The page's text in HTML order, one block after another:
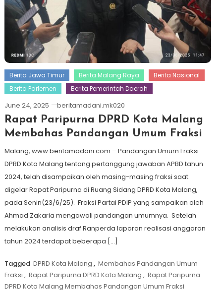
Berita Jawa Timur Berita Malang Raya
Berita Nasional
Berita Parlemen
Berita Pemerintah Daerah
June 24, 2025 beritamadani.mk020
Rapat Paripurna DPRD Kota Malang
Membahas Pandangan Umum Fraksi
Malang, www.beritamadani.com – Pandangan Umum Fraksi
DPRD Kota Malang tentang pertanggung jawaban APBD tahun
2024, telah disampaikan oleh masing-masing fraksi saat
digelar Rapat Paripurna di Ruang Sidang DPRD Kota Malang,
pada Senin(23/6/25). Fraksi Partai PDIP yang sampaikan oleh
Ahmad Zakaria mengawali pandangan umumnya. Setelah
melakukan analisis draf Ranperda laporan realisasi anggaran
tahun 2024 terdapat beberapa […]
Tagged DPRD Kota Malang , Membahas Pandangan Umum
Fraksi , Rapat Paripurna DPRD Kota Malang , Rapat Paripurna
DPRD Kota Malang Membahas Pandangan Umum Fraksi